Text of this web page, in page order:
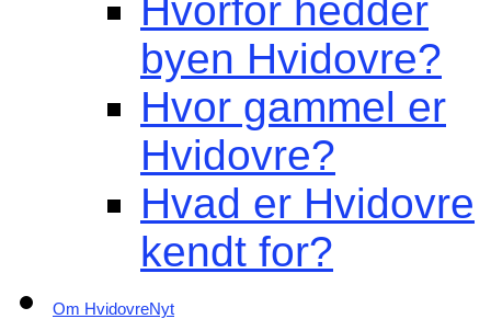
Hvorfor hedder
byen Hvidovre?
Hvor gammel er
Hvidovre?
Hvad er Hvidovre
kendt for?
Om HvidovreNyt